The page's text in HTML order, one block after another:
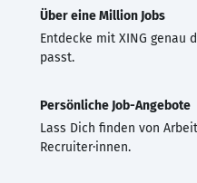
Über eine Million Jobs
Entdecke mit XING genau
passt.
Persönliche Job-Angebote
Lass Dich finden von
Recruiter·innen.